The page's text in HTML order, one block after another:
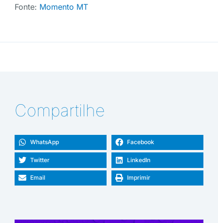
Fonte: Momento MT
Compartilhe
WhatsApp Facebook
Twitter LinkedIn
Email Imprimir